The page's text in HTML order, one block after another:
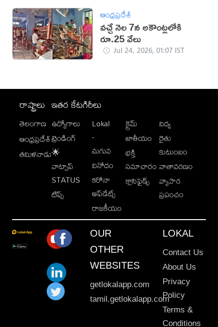
ఆంధ్రప్రదేశ్
వచ్చే నెల 7న అకౌంట్లలోకి
రూ.25 వేలు
Jul 24, 2026, 01:07 IST
రాష్ట్రాలు
తెలంగాణ
ఆంధ్రప్రదేశ్
తమిళనాడు
ఇతర కేటగిరీలు
ఉద్యోగాలు
ట్రెండింగ్
🌟
వాట్సాప్
STATUS
టిప్స్
Lokal
-
మగువ
వినోదం
కరోనా
అప్‌డేట్స్
రాజకీయం
క్రైమ్
జాతీయం
భక్తి
సమాచారం
క్లాసిఫైడ్స్
విద్య
రైతు
కుటుంబం
వాతావరణం
వ్యాపార
ప్రపంచం
OUR
OTHER
WEBSITES
getlokalapp.com
tamil.getlokalapp.com
LOKAL
Contact Us
About Us
Privacy
Policy
Terms &
Conditions